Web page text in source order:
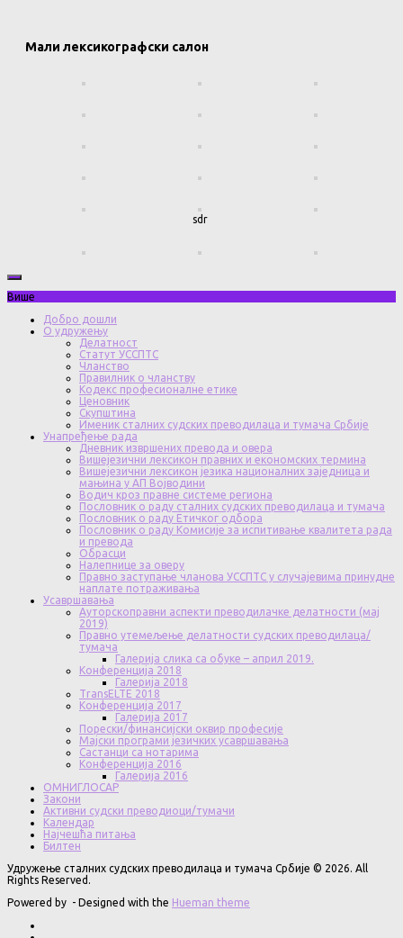
Мали лексикографски салон
sdr
Више
Добро дошли
О удружењу
Делатност
Статут УССПТС
Чланство
Правилник о чланству
Кодекс професионалне етике
Ценовник
Скупштина
Именик сталних судских преводилаца и тумача Србије
Унапређење рада
Дневник извршених превода и овера
Вишејезични лексикон правних и економских термина
Вишејезични лексикон језика националних заједница и
мањина у АП Војводини
Водич кроз правне системе региона
Пословник о раду сталних судских преводилаца и тумача
Пословник о раду Етичког одбора
Пословник о раду Комисије за испитивање квалитета рада
и превода
Обрасци
Налепнице за оверу
Правно заступање чланова УССПТС у случајевима принудне
наплате потраживања
Усавршавања
Ауторскоправни аспекти преводилачке делатности (мај
2019)
Правно утемељење делатности судских преводилаца/
тумача
Галерија слика са обуке – април 2019.
Конференција 2018
Галерија 2018
TransELTE 2018
Конференција 2017
Галерија 2017
Порески/финансијски оквир професије
Мајски програми језичких усавршавања
Састанци са нотарима
Конференција 2016
Галерија 2016
ОМНИГЛОСАР
Закони
Активни судски преводиоци/тумачи
Календар
Најчешћа питања
Билтен
Удружење сталних судских преводилаца и тумача Србије © 2026. All
Rights Reserved.
Powered by - Designed with the Hueman theme